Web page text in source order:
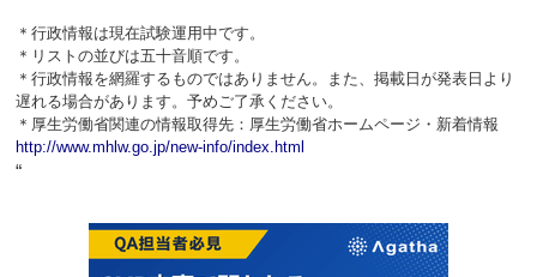
＊行政情報は現在試験運用中です。
＊リストの並びは五十音順です。
＊行政情報を網羅するものではありません。また、掲載日が発表日より
遅れる場合があります。予めご了承ください。
＊厚生労働省関連の情報取得先：厚生労働省ホームページ・新着情報
http://www.mhlw.go.jp/new-info/index.html
“